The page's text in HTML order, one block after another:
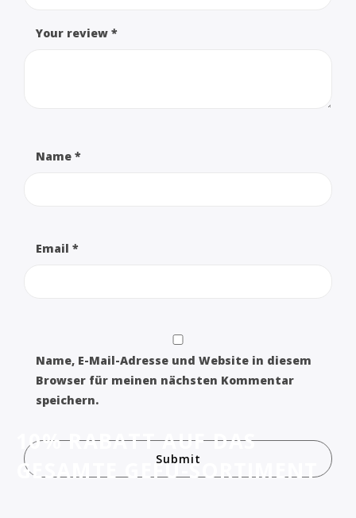
10% RABATT AUF DAS
GESAMTE GEFU-SORTIMENT
Your review *
Name *
Email *
Name, E-Mail-Adresse und Website in diesem
Browser für meinen nächsten Kommentar
speichern.